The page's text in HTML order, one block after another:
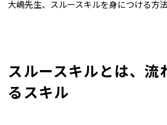
大嶋先生、スルースキルを身につける方
スルースキルとは、流
るスキル